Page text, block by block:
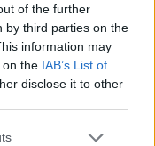
of the further
by third parties on the
information may
on the IAB’s List of
disclose it to other